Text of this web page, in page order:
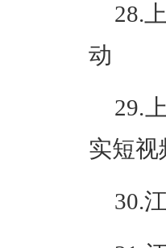
28.
动
29.
实短视
30.